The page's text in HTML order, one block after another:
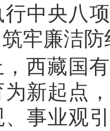
中央八
牢廉洁防
西藏国
新起点
事业观